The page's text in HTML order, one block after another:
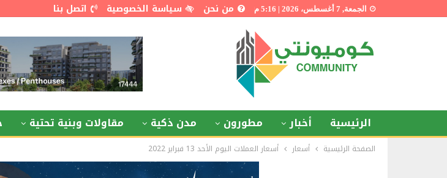
الجمعة, 7 أغسطس، 2026 | 5:16 م من نحن سياسة الخصوصية اتصل بنا
الرئيسية أخبار مطورون مدن ذكية مقاولات وبنية تحتية
الصفحة الرئيسية أسعار أسعار العملات اليوم الأحد 13 فبراير 2022